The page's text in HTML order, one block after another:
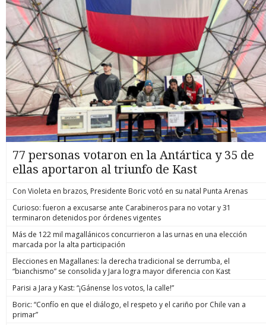
77 personas votaron en la Antártica y 35 de
ellas aportaron al triunfo de Kast
Con Violeta en brazos, Presidente Boric votó en su natal Punta Arenas
Curioso: fueron a excusarse ante Carabineros para no votar y 31
terminaron detenidos por órdenes vigentes
Más de 122 mil magallánicos concurrieron a las urnas en una elección
marcada por la alta participación
Elecciones en Magallanes: la derecha tradicional se derrumba, el
“bianchismo” se consolida y Jara logra mayor diferencia con Kast
Parisi a Jara y Kast: “¡Gánense los votos, la calle!”
Boric: “Confío en que el diálogo, el respeto y el cariño por Chile van a
primar”